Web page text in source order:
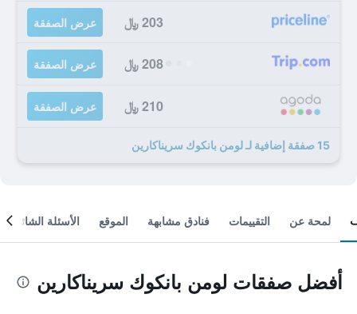
203 ﷼ عرض الصفقة
208 ﷼ عرض الصفقة
210 ﷼ عرض الصفقة
15 صفقة إضافية لـ لومن بانكوك سريناكارين
لمحة عن التقييمات فنادق مشابهة الموقع الأسئلة الشائعة
أفضل صفقات لومن بانكوك سريناكارين